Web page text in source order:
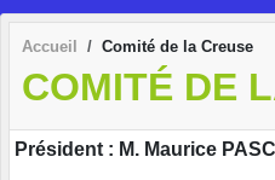
Accueil Comité de la Creuse
COMITÉ DE
Président : M. Maurice